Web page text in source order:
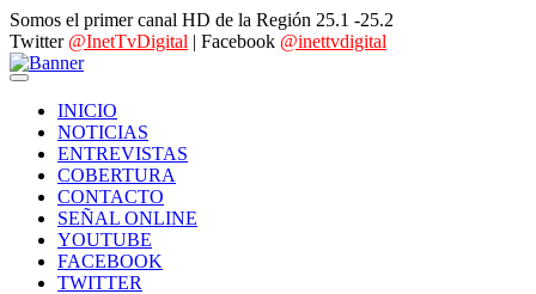
Somos el primer canal HD de la Región 25.1 -25.2
Twitter @InetTvDigital | Facebook @inettvdigital
INICIO
NOTICIAS
ENTREVISTAS
COBERTURA
CONTACTO
SEÑAL ONLINE
YOUTUBE
FACEBOOK
TWITTER